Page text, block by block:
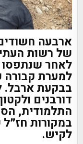
ארבעה
של רשות
לאחר שנתפסו
למערת
בבקעת ארבל.
דורבנים
התלמודית,
במקורות
לקיש.